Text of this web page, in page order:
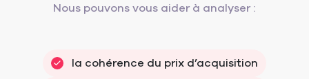
Nous pouvons vous aider à analyser :
la cohérence du prix d’acquisition